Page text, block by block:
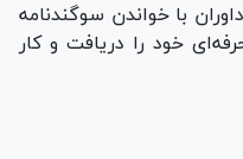
با خواندن سوگندنامه
خود را دریافت و کار